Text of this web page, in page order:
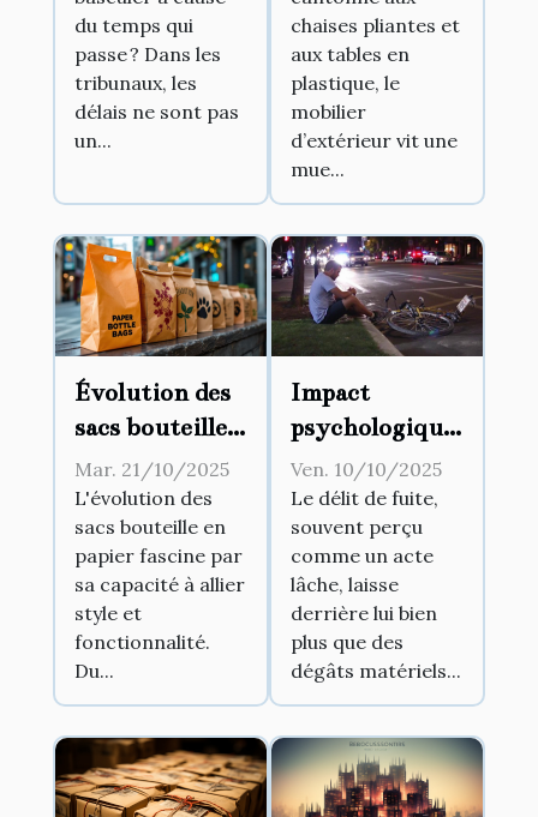
modifient-ils
l’issue d’un
procès ?
du temps qui
passe ? Dans les
tribunaux, les
délais ne sont pas
un...
jardin
chaises pliantes et
aux tables en
plastique, le
mobilier
d’extérieur vit une
mue...
Évolution des
sacs bouteille
en papier :
Style et
fonctionnalité
Mar. 21/10/2025
L'évolution des
sacs bouteille en
papier fascine par
sa capacité à allier
style et
fonctionnalité.
Du...
Impact
psychologique
du délit de
fuite sur les
victimes et les
auteurs
Ven. 10/10/2025
Le délit de fuite,
souvent perçu
comme un acte
lâche, laisse
derrière lui bien
plus que des
dégâts matériels...